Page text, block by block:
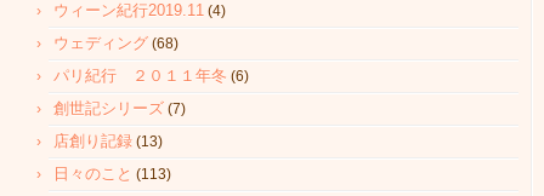
ウィーン紀行2019.11 (4)
ウェディング (68)
パリ紀行 ２０１１年冬 (6)
創世記シリーズ (7)
店創り記録 (13)
日々のこと (113)